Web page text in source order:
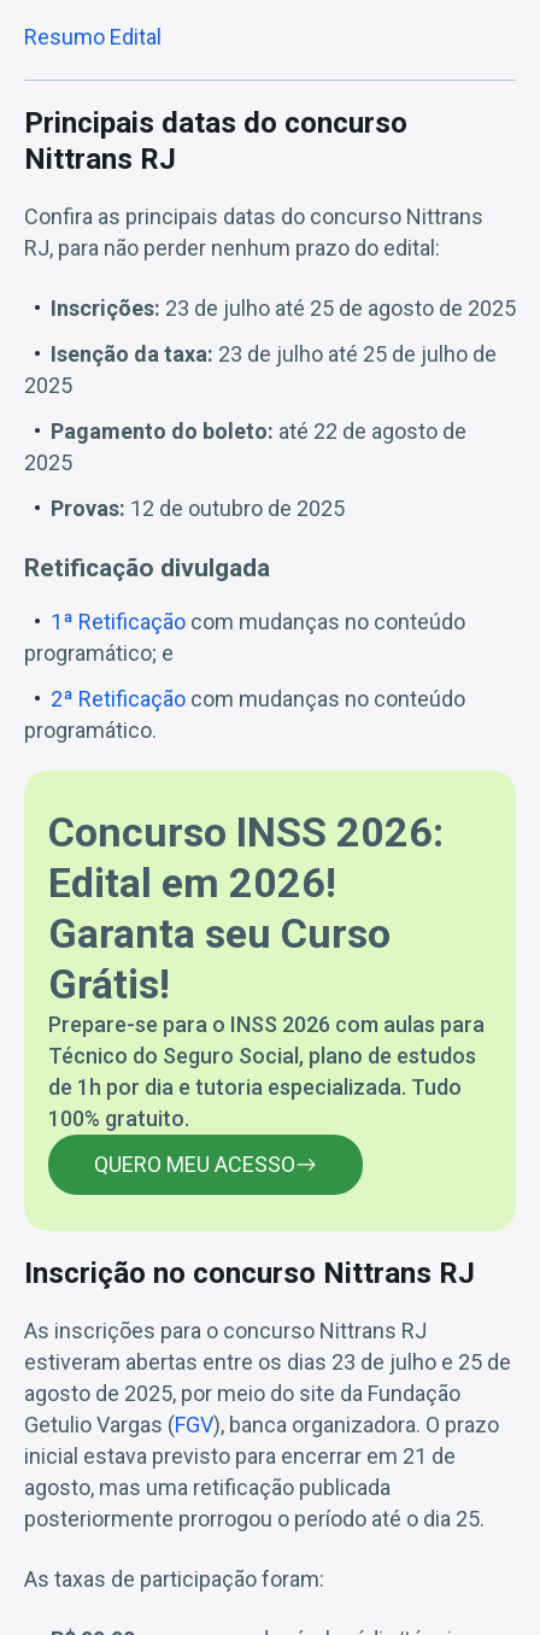
Resumo Edital
Principais datas do concurso
Nittrans RJ
Confira as principais datas do concurso Nittrans
RJ, para não perder nenhum prazo do edital:
Inscrições: 23 de julho até 25 de agosto de 2025
Isenção da taxa: 23 de julho até 25 de julho de
2025
Pagamento do boleto: até 22 de agosto de
2025
Provas: 12 de outubro de 2025
Retificação divulgada
1ª Retificação com mudanças no conteúdo
programático; e
2ª Retificação com mudanças no conteúdo
programático.
Concurso INSS 2026:
Edital em 2026!
Garanta seu Curso
Grátis!
Prepare-se para o INSS 2026 com aulas para
Técnico do Seguro Social, plano de estudos
de 1h por dia e tutoria especializada. Tudo
100% gratuito.
QUERO MEU ACESSO
Inscrição no concurso Nittrans RJ
As inscrições para o concurso Nittrans RJ
estiveram abertas entre os dias 23 de julho e 25 de
agosto de 2025, por meio do site da Fundação
Getulio Vargas (FGV), banca organizadora. O prazo
inicial estava previsto para encerrar em 21 de
agosto, mas uma retificação publicada
posteriormente prorrogou o período até o dia 25.
As taxas de participação foram: